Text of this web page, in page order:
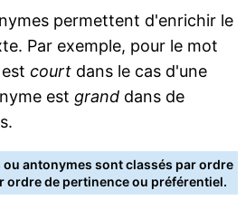
permettent d'enrichir le
Par exemple, pour le mot
courtdans le cas d'une
est granddans de
antonymes sont classés par ordre
ordre de pertinence ou préférentiel.